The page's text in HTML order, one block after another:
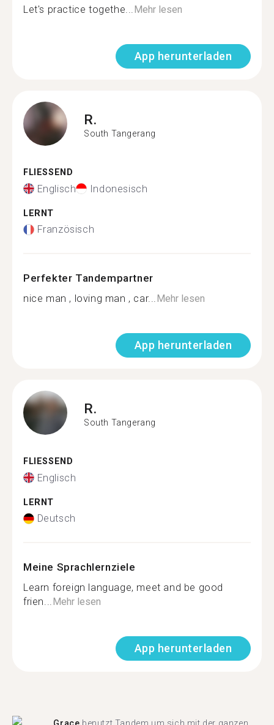
Let's practice togethe...Mehr lesen
App herunterladen
R.
South Tangerang
FLIESSEND
Englisch Indonesisch
LERNT
Französisch
Perfekter Tandempartner
nice man , loving man , car...Mehr lesen
App herunterladen
R.
South Tangerang
FLIESSEND
Englisch
LERNT
Deutsch
Meine Sprachlernziele
Learn foreign language, meet and be good
frien...Mehr lesen
App herunterladen